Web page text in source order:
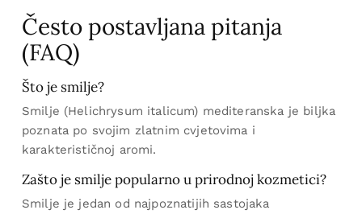
Često postavljana pitanja
(FAQ)
Što je smilje?
Smilje (Helichrysum italicum) mediteranska je biljka
poznata po svojim zlatnim cvjetovima i
karakterističnoj aromi.
Zašto je smilje popularno u prirodnoj kozmetici?
Smilje je jedan od najpoznatijih sastojaka